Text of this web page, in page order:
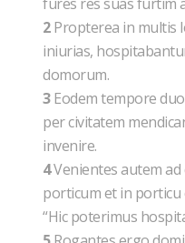
2Propterea in multis
iniurias,
domorum.
3Eodem tempore
per civitatem
invenire.
4Venientes autem
porticum et in porticu
“Hic poterimus